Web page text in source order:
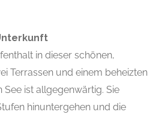
in dieser schönen,
Terrassen und einem beheizten
See ist allgegenwärtig. Sie
hinuntergehen und die